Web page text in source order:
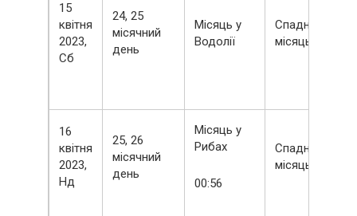
15
квітня
2023,
Сб
24, 25
місячний
день
Місяць у
Водолії
Спадний
місяць
16
квітня
2023,
Нд
25, 26
місячний
день
Місяць у
Рибах
00:56
Спадний
місяць